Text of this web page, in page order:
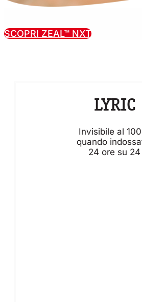
SCOPRI ZEAL™ NXT
LYRIC
Invisibile al
quando
24 ore su 24